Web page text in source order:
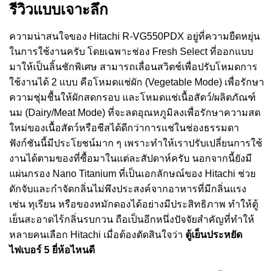
รีวิวแบบเจาะลึก
ความน่าสนใจของ Hitachi R-VG550PDX อยู่ที่ความยืดหยุ่น
ในการใช้งานครับ โดยเฉพาะช่อง Fresh Select ที่ออกแบบ
มาให้เป็นลิ้นชักพิเศษ สามารถเลื่อนสวิตช์เพื่อปรับโหมดการ
ใช้งานได้ 2 แบบ คือโหมดแช่ผัก (Vegetable Mode) เพื่อรักษา
ความชุ่มชื้นให้ผักสดกรอบ และโหมดแช่เนื้อสัตว์/ผลิตภัณฑ์
นม (Dairy/Meat Mode) ที่จะลดอุณหภูมิลงเพื่อรักษาความสด
ใหม่ของเนื้อสัตว์หรือชีสได้ดีกว่าการแช่ในช่องธรรมดา
ฟังก์ชันนี้มีประโยชน์มาก ๆ เพราะทำให้เราปรับเปลี่ยนการใช้
งานได้ตามของที่ซื้อมาในแต่ละสัปดาห์ครับ นอกจากนี้ยังมี
แผ่นกรอง Nano Titanium ที่เป็นเอกลักษณ์ของ Hitachi ช่วย
ดักจับและกำจัดกลิ่นไม่พึงประสงค์จากอาหารที่มีกลิ่นแรง
เช่น ทุเรียน หรือของหมักดองได้อย่างมีประสิทธิภาพ ทำให้ตู้
เย็นสะอาดไร้กลิ่นรบกวน ถือเป็นอีกหนึ่งปัจจัยสำคัญที่ทำให้
หลายคนเลือก Hitachi เมื่อต้องตัดสินใจว่า ตู้เย็นประหยัด
ไฟเบอร์ 5 ยี่ห้อไหนดี